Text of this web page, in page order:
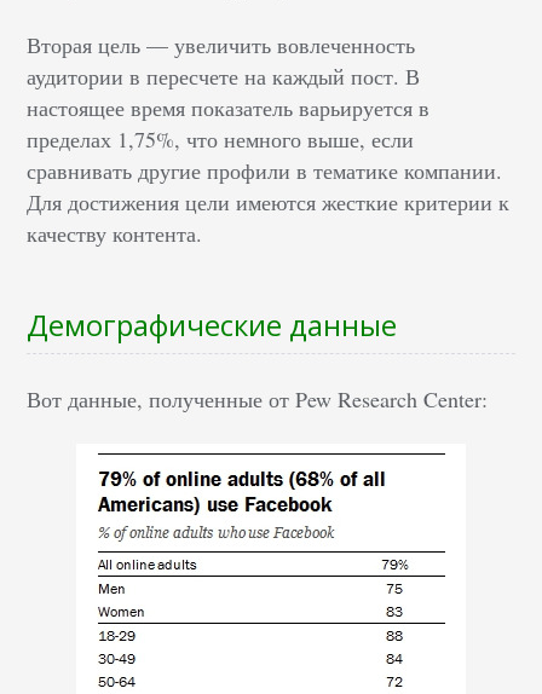
Вторая цель — увеличить вовлеченность
аудитории в пересчете на каждый пост. В
настоящее время показатель варьируется в
пределах 1,75%, что немного выше, если
сравнивать другие профили в тематике компании.
Для достижения цели имеются жесткие критерии к
качеству контента.
Демографические данные
Вот данные, полученные от Pew Research Center: